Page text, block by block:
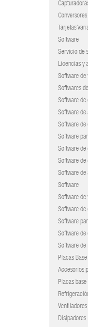
Tarjetas
Software
Servicio de
Licencias y
Software
Softwares
Software
Software
Software de
Software
Software de
Software de
Software
Software
Software
Software de
Software
Software de
Software de
Placas Base
Accesorios
Placas
Ventiladores
Disipadores